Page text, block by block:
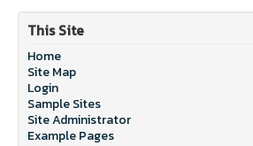
This Site
Home
Site Map
Login
Sample Sites
Site Administrator
Example Pages